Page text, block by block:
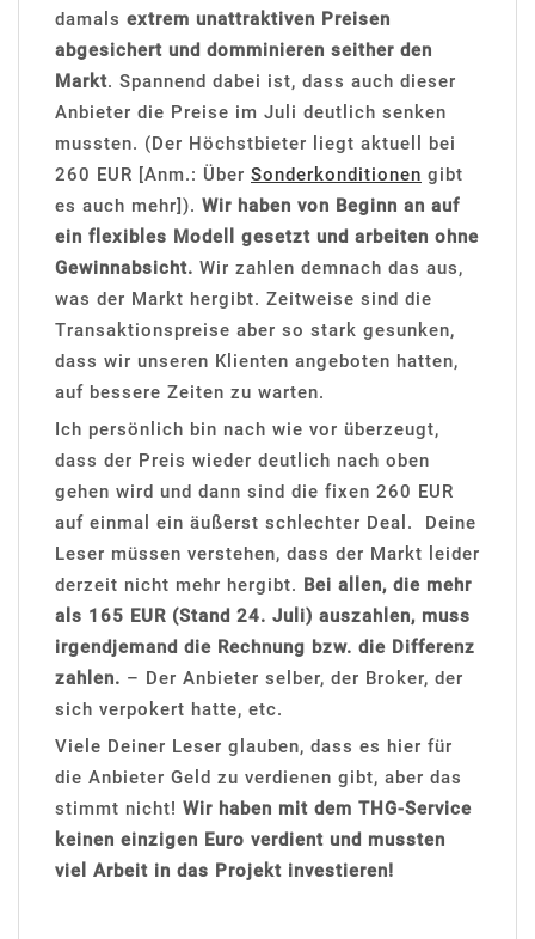
damals extrem unattraktiven Preisen
abgesichert und domminieren seither den
Markt. Spannend dabei ist, dass auch dieser
Anbieter die Preise im Juli deutlich senken
mussten. (Der Höchstbieter liegt aktuell bei
260 EUR [Anm.: Über Sonderkonditionen gibt
es auch mehr]). Wir haben von Beginn an auf
ein flexibles Modell gesetzt und arbeiten ohne
Gewinnabsicht. Wir zahlen demnach das aus,
was der Markt hergibt. Zeitweise sind die
Transaktionspreise aber so stark gesunken,
dass wir unseren Klienten angeboten hatten,
auf bessere Zeiten zu warten.
Ich persönlich bin nach wie vor überzeugt,
dass der Preis wieder deutlich nach oben
gehen wird und dann sind die fixen 260 EUR
auf einmal ein äußerst schlechter Deal. Deine
Leser müssen verstehen, dass der Markt leider
derzeit nicht mehr hergibt. Bei allen, die mehr
als 165 EUR (Stand 24. Juli) auszahlen, muss
irgendjemand die Rechnung bzw. die Differenz
zahlen. – Der Anbieter selber, der Broker, der
sich verpokert hatte, etc.
Viele Deiner Leser glauben, dass es hier für
die Anbieter Geld zu verdienen gibt, aber das
stimmt nicht! Wir haben mit dem THG-Service
keinen einzigen Euro verdient und mussten
viel Arbeit in das Projekt investieren!